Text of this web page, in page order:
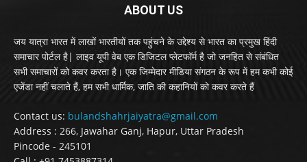
ABOUT US
जय यात्रा भारत में लाखों भारतीयों तक पहुंचने के उद्देश्य से भारत का प्रमुख हिंदी
समाचार पोर्टल है| लाइव यूपी वेब एक डिजिटल प्लेटफॉर्म है जो जनहित से संबंधित
सभी समाचारों को कवर करता है। एक जिम्मेदार मीडिया संगठन के रूप में हम कभी कोई
एजेंडा नहीं चलाते हैं, हम सभी धार्मिक, जाति की कहानियों को कवर करते हैं
Contact us: bulandshahrjaiyatra@gmail.com
Address : 266, Jawahar Ganj, Hapur, Uttar Pradesh
Pincode - 245101